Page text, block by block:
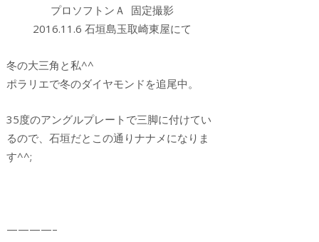
プロソフトンＡ 固定撮影
2016.11.6 石垣島玉取崎東屋にて
冬の大三角と私^^
ポラリエで冬のダイヤモンドを追尾中。
35度のアングルプレートで三脚に付けてい
るので、石垣だとこの通りナナメになりま
す^^;
————–